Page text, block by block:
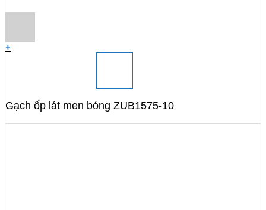
+
Gạch ốp lát men bóng ZUB1575-10